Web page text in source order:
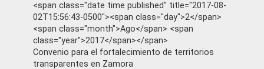
<span class="date time published" title="2017-08-
02T15:56:43-0500"><span class="day">2</span>
<span class="month">Ago</span> <span
class="year">2017</span></span>
Convenio para el fortalecimiento de territorios
transparentes en Zamora